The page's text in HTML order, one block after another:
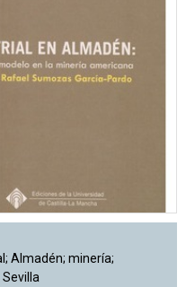
Almadén; minería;